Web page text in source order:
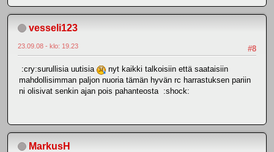
vesseli123
#8
23.09.08 - klo: 19.23
:cry:surullisia uutisia
nyt kaikki talkoisiin että saataisiin
mahdollisimman paljon nuoria tämän hyvän rc harrastuksen pariin
ni olisivat senkin ajan pois pahanteosta :shock:
MarkusH